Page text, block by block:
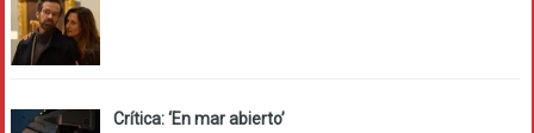
Crítica: ‘En mar abierto’